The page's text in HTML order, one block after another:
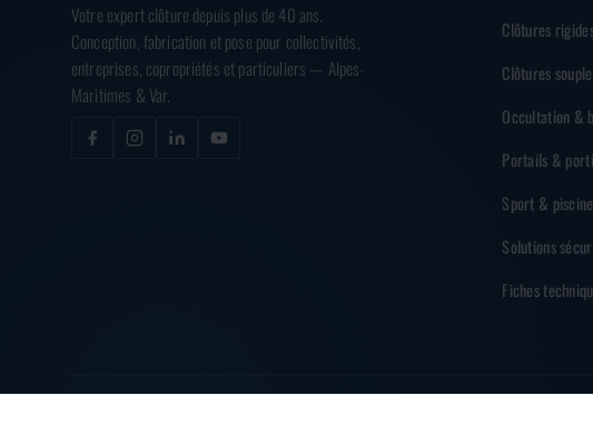
Votre expert clôture depuis plus de 40 ans.
Conception, fabrication et pose pour collectivités,
entreprises, copropriétés et particuliers — Alpes-
Maritimes & Var.
Clôtures
Clôtures
Occultation &
Portails &
Sport &
Solutions
Fiches